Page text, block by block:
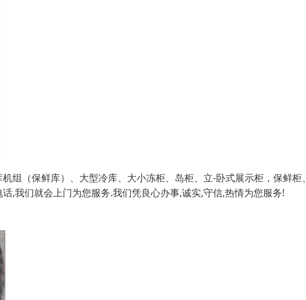
组（保鲜库）、大型冷库、大小冻柜、岛柜、立-卧式展示柜，保鲜柜
,我们就会上门为您服务.我们凭良心办事,诚实,守信,热情为您服务!